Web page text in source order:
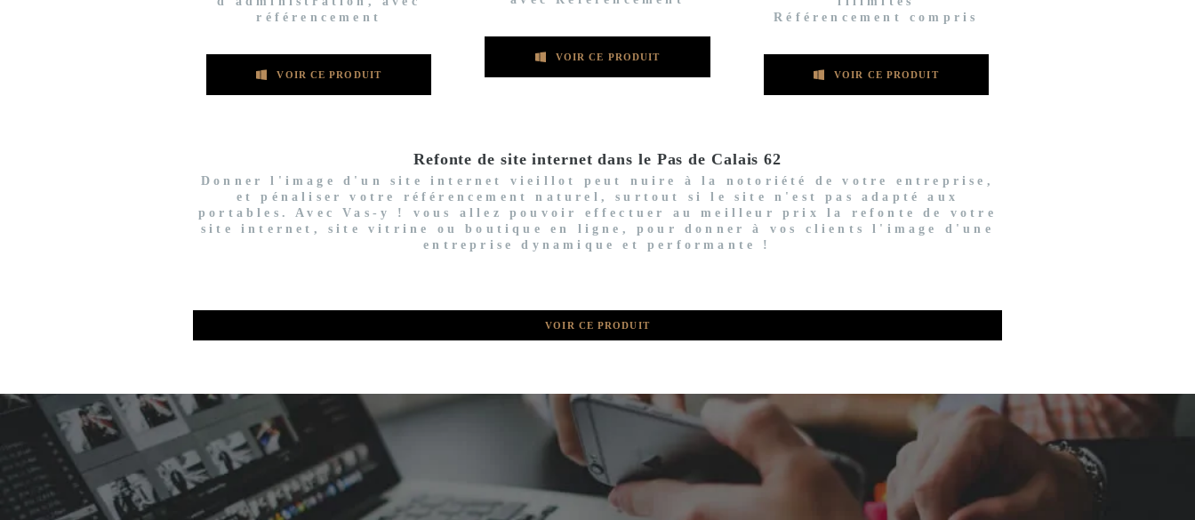
référencement
VOIR CE PRODUIT
VOIR CE PRODUIT
Référencement compris
VOIR CE PRODUIT
Refonte de site internet dans le Pas de Calais 62
Donner l'image d'un site internet vieillot peut nuire à la notoriété de votre entreprise,
et pénaliser votre référencement naturel, surtout si le site n'est pas adapté aux
portables. Avec Vas-y ! vous allez pouvoir effectuer au meilleur prix la refonte de votre
site internet, site vitrine ou boutique en ligne, pour donner à vos clients l'image d'une
entreprise dynamique et performante !
VOIR CE PRODUIT